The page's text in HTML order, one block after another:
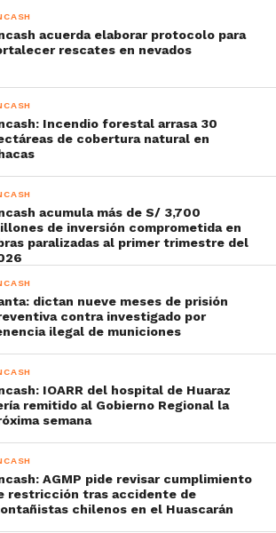
acuerda elaborar protocolo para
rescates en nevados
Incendio forestal arrasa 30
de cobertura natural en
acumula más de S/ 3,700
de inversión comprometida en
paralizadas al primer trimestre del
dictan nueve meses de prisión
contra investigado por
ilegal de municiones
IOARR del hospital de Huaraz
remitido al Gobierno Regional la
semana
AGMP pide revisar cumplimiento
restricción tras accidente de
chilenos en el Huascarán